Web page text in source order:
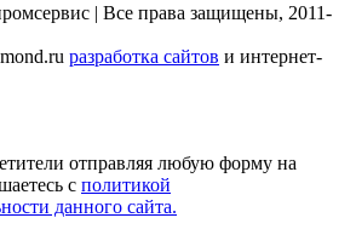
| Все права защищены, 2011-
разработка сайтов и интернет-
отправляя любую форму на
с политикой
данного сайта.